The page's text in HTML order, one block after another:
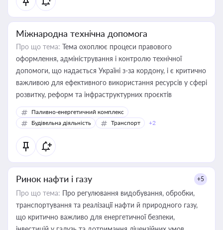
Міжнародна технічна допомога
Про що тема: Тема охоплює процеси правового
оформлення, адміністрування і контролю технічної
допомоги, що надається Україні з-за кордону, і є критично
важливою для ефективного використання ресурсів у сфері
розвитку, реформ та інфраструктурних проєктів
Паливно-енергетичний комплекс
Будівельна діяльність
Транспорт +2
Ринок нафти і газу +5
Про що тема: Про регулювання видобування, обробки,
транспортування та реалізації нафти й природного газу,
що критично важливо для енергетичної безпеки,